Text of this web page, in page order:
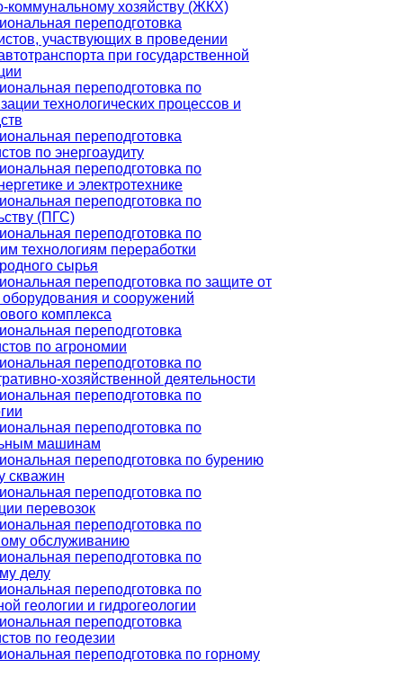
хозяйству (ЖКХ)
переподготовка
участвующих в проведении
при государственной
переподготовка по
технологических процессов и
переподготовка
по энергоаудиту
переподготовка по
и электротехнике
переподготовка по
(ПГС)
переподготовка по
технологиям переработки
сырья
переподготовка по защите от
оборудования и сооружений
комплекса
переподготовка
по агрономии
переподготовка по
хозяйственной деятельности
переподготовка по
переподготовка по
машинам
переподготовка по бурению
скважин
переподготовка по
перевозок
переподготовка по
обслуживанию
переподготовка по
делу
переподготовка по
геологии и гидрогеологии
переподготовка
по геодезии
переподготовка по горному